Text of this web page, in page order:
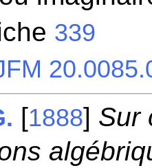
339
[1888] Sur